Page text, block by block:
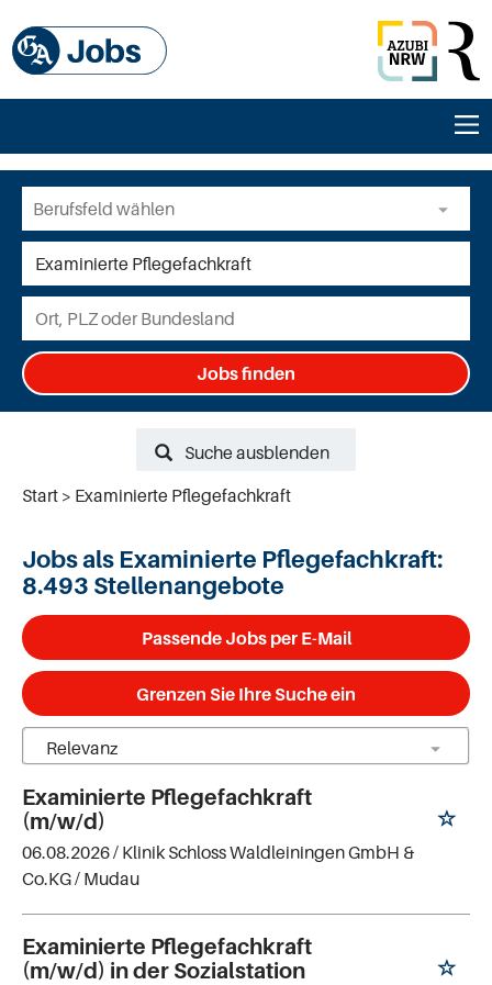
Jobs finden
Suche ausblenden
Start
Examinierte Pflegefachkraft
Jobs als Examinierte Pflegefachkraft:
8.493 Stellenangebote
Passende Jobs per E-Mail
Grenzen Sie Ihre Suche ein
Examinierte Pflegefachkraft
(m/w/d)
06.08.2026 / Klinik Schloss Waldleiningen GmbH &
Co.KG/ Mudau
Examinierte Pflegefachkraft
(m/w/d) in der Sozialstation